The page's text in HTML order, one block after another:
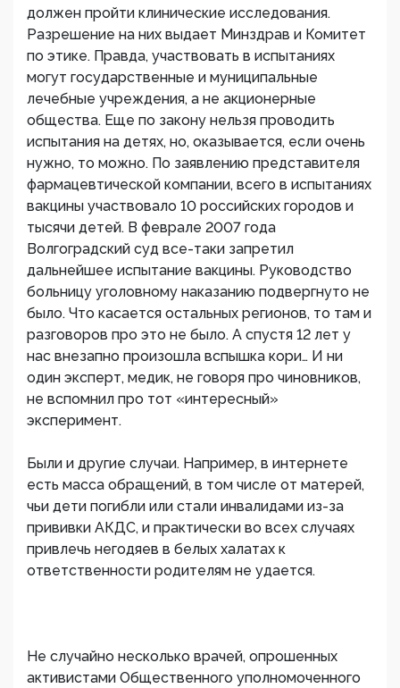
должен пройти клинические исследования.
Разрешение на них выдает Минздрав и Комитет
по этике. Правда, участвовать в испытаниях
могут государственные и муниципальные
лечебные учреждения, а не акционерные
общества. Еще по закону нельзя проводить
испытания на детях, но, оказывается, если очень
нужно, то можно. По заявлению представителя
фармацевтической компании, всего в испытаниях
вакцины участвовало 10 российских городов и
тысячи детей. В феврале 2007 года
Волгоградский суд все-таки запретил
дальнейшее испытание вакцины. Руководство
больницу уголовному наказанию подвергнуто не
было. Что касается остальных регионов, то там и
разговоров про это не было. А спустя 12 лет у
нас внезапно произошла вспышка кори… И ни
один эксперт, медик, не говоря про чиновников,
не вспомнил про тот «интересный»
эксперимент.
Были и другие случаи. Например, в интернете
есть масса обращений, в том числе от матерей,
чьи дети погибли или стали инвалидами из-за
прививки АКДС, и практически во всех случаях
привлечь негодяев в белых халатах к
ответственности родителям не удается.
Не случайно несколько врачей, опрошенных
активистами Общественного уполномоченного